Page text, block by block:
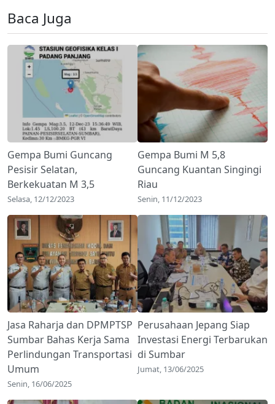
Baca Juga
Gempa Bumi Guncang
Pesisir Selatan,
Berkekuatan M 3,5
Selasa, 12/12/2023
Gempa Bumi M 5,8
Guncang Kuantan Singingi
Riau
Senin, 11/12/2023
Jasa Raharja dan DPMPTSP
Sumbar Bahas Kerja Sama
Perlindungan Transportasi
Umum
Senin, 16/06/2025
Perusahaan Jepang Siap
Investasi Energi Terbarukan
di Sumbar
Jumat, 13/06/2025